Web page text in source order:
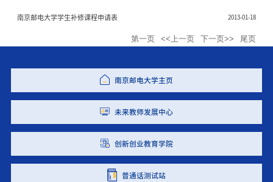
南京邮电大学学生补修课程申请表 2013-01-18
第一页 <<上一页 下一页>> 尾页
南京邮电大学主页
未来教师发展中心
创新创业教育学院
普通话测试站